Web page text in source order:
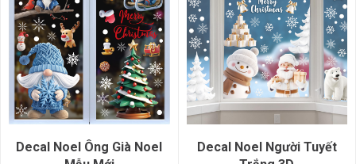
Decal Noel Ông Già Noel
Decal Noel Người Tuyết